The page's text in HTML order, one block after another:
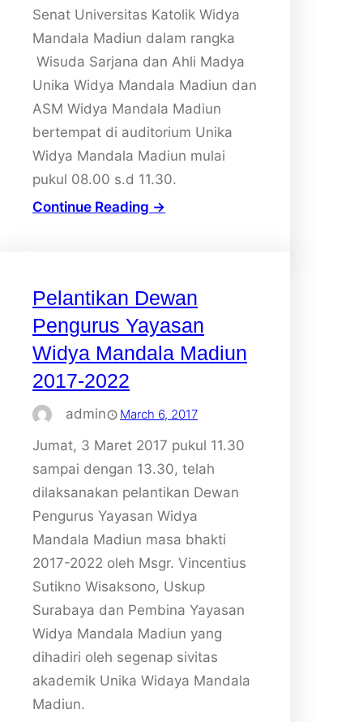
Senat Universitas Katolik Widya
Mandala Madiun dalam rangka
Wisuda Sarjana dan Ahli Madya
Unika Widya Mandala Madiun dan
ASM Widya Mandala Madiun
bertempat di auditorium Unika
Widya Mandala Madiun mulai
pukul 08.00 s.d 11.30.
Continue Reading →
Pelantikan Dewan
Pengurus Yayasan
Widya Mandala Madiun
2017-2022
admin March 6, 2017
Jumat, 3 Maret 2017 pukul 11.30
sampai dengan 13.30, telah
dilaksanakan pelantikan Dewan
Pengurus Yayasan Widya
Mandala Madiun masa bhakti
2017-2022 oleh Msgr. Vincentius
Sutikno Wisaksono, Uskup
Surabaya dan Pembina Yayasan
Widya Mandala Madiun yang
dihadiri oleh segenap sivitas
akademik Unika Widaya Mandala
Madiun.